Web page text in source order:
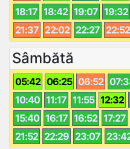
18:17 18:42 19:07 19:32
21:37 22:02 22:27 22:52
Sâmbătă
05:42 06:25 06:52
10:40 11:17 11:55 12:32
15:40 16:17 16:52 17:27
21:52 22:29 23:07